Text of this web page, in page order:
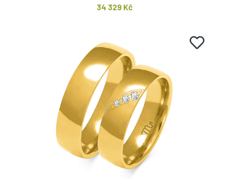
34 329 Kč